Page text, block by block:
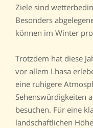
Ziele sind
Besonders
können im Winter
Trotzdem hat diese
vor allem Lhasa
eine ruhigere
Sehenswürdigkeiten
besuchen. Für eine
landschaftlichen